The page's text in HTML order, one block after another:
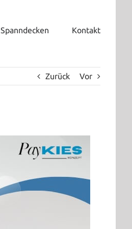
Spanndecken Kontakt
Zurück Vor